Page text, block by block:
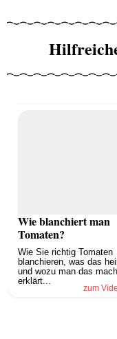
Wie blanchiert man
Tomaten?
Wie Sie richtig Tomaten
blanchieren, was das
und wozu man das
erklärt...
zum